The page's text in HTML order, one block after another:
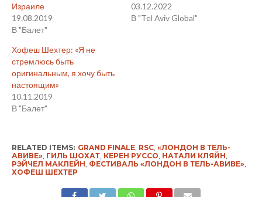
Израиле
19.08.2019
В "Балет"
03.12.2022
В "Tel Aviv Global"
Хофеш Шехтер: «Я не
стремлюсь быть
оригинальным, я хочу быть
настоящим»
10.11.2019
В "Балет"
RELATED ITEMS: GRAND FINALE, RSC, «ЛОНДОН В ТЕЛЬ-
АВИВЕ», ГИЛЬ ШОХАТ, КЕРЕН РУССО НАТАЛИ КЛЯЙН
РЭЙЧЕЛ МАКЛЕЙН ФЕСТИВАЛЬ «ЛОНДОН В ТЕЛЬ-АВИВЕ»,
ХОФЕШ ШЕХТЕР